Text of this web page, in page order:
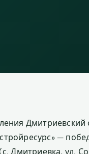
—
Дмитриевка, ул.